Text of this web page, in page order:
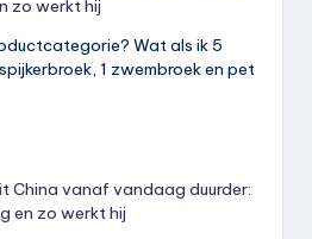
zo werkt hij
Wat als ik 5
1 zwembroek en pet
China vanaf vandaag duurder:
en zo werkt hij